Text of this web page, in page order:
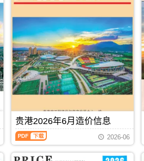
信
建
设
工
程
造
价
信
息)，
池
市
建
设
工
程
贵港2026年6月造价信息
贵
港
年
2026-06